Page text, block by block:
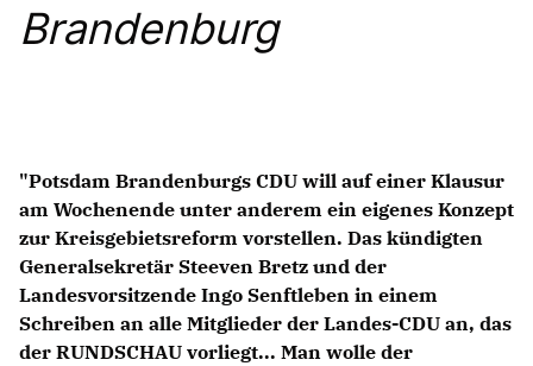
Anträge CDU
CDU Fraktion im Brandenburger Landtag
CDU Brandenburg
CDU Potsdam
Brandenburg
"Potsdam Brandenburgs CDU will auf einer Klausur
am Wochenende unter anderem ein eigenes Konzept
zur Kreisgebietsreform vorstellen. Das kündigten
Generalsekretär Steeven Bretz und der
Landesvorsitzende Ingo Senftleben in einem
Schreiben an alle Mitglieder der Landes-CDU an, das
der RUNDSCHAU vorliegt... Man wolle der